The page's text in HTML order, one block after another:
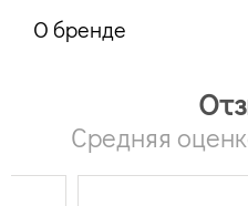
О бренде
Средняя